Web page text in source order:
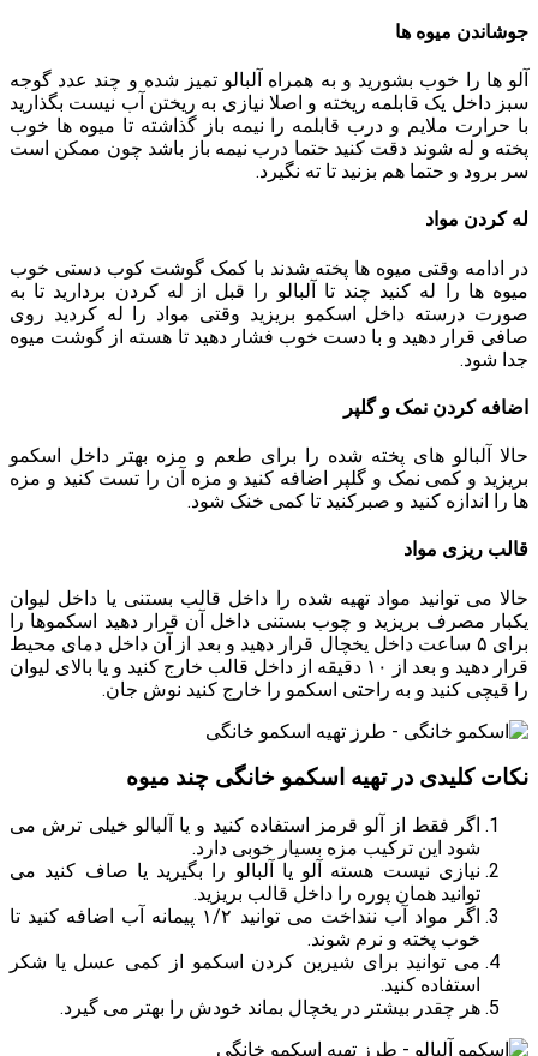
جوشاندن میوه ها
آلو ها را خوب بشورید و به همراه آلبالو تمیز شده و چند عدد گوجه
سبز داخل یک قابلمه ریخته و اصلا نیازی به ریختن آب نیست بگذارید
با حرارت ملایم و درب قابلمه را نیمه باز گذاشته تا میوه ها خوب
پخته و له شوند دقت کنید حتما درب نیمه باز باشد چون ممکن است
سر برود و حتما هم بزنید تا ته نگیرد.
له کردن مواد
در ادامه وقتی میوه ها پخته شدند با کمک گوشت کوب دستی خوب
میوه ها را له کنید چند تا آلبالو را قبل از له کردن بردارید تا به
صورت درسته داخل اسکمو بریزید وقتی مواد را له کردید روی
صافی قرار دهید و با دست خوب فشار دهید تا هسته از گوشت میوه
جدا شود.
اضافه کردن نمک و گلپر
حالا آلبالو های پخته شده را برای طعم و مزه بهتر داخل اسکمو
بریزید و کمی نمک و گلپر اضافه کنید و مزه آن را تست کنید و مزه
ها را اندازه کنید و صبرکنید تا کمی خنک شود.
قالب ریزی مواد
حالا می توانید مواد تهیه شده را داخل قالب بستنی یا داخل لیوان
یکبار مصرف بریزید و چوب بستنی داخل آن قرار دهید اسکموها را
برای ۵ ساعت داخل یخچال قرار دهید و بعد از آن داخل دمای محیط
قرار دهید و بعد از ۱۰ دقیقه از داخل قالب خارج کنید و یا بالای لیوان
را قیچی کنید و به راحتی اسکمو را خارج کنید نوش جان.
نکات کلیدی در تهیه اسکمو خانگی چند میوه
اگر فقط از آلو قرمز استفاده کنید و یا آلبالو خیلی ترش می
شود این ترکیب مزه بسیار خوبی دارد.
نیازی نیست هسته آلو یا آلبالو را بگیرید یا صاف کنید می
توانید همان پوره را داخل قالب بریزید.
اگر مواد آب ننداخت می توانید ۱/۲ پیمانه آب اضافه کنید تا
خوب پخته و نرم شوند.
می توانید برای شیرین کردن اسکمو از کمی عسل یا شکر
استفاده کنید.
هر چقدر بیشتر در یخچال بماند خودش را بهتر می گیرد.